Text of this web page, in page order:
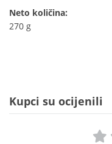
Neto količina:
270 g
Kupci su ocijenili